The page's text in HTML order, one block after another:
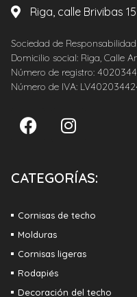
Riga, calle Brivibas
Sociedad de
Domicilio social: Riga, Calle
Número de registro:
Número de IVA:
CATEGORÍAS:
Cornisas de techo
Molduras
Cornisas ligeras
Rodapiés
Decoración del techo